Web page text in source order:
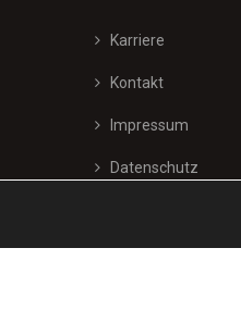
Karriere
Kontakt
Impressum
Datenschutz